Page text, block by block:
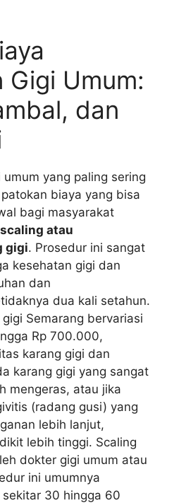
Gigi Umum:
dan
yang paling sering
biaya yang bisa
bagi masyarakat
scaling atau
gigi. Prosedur ini sangat
kesehatan gigi dan
dan
dua kali setahun.
Semarang bervariasi
Rp 700.000,
karang gigi dan
karang gigi yang sangat
mengeras, atau jika
(radang gusi) yang
lebih lanjut,
lebih tinggi. Scaling
dokter gigi umum atau
ini umumnya
30 hingga 60